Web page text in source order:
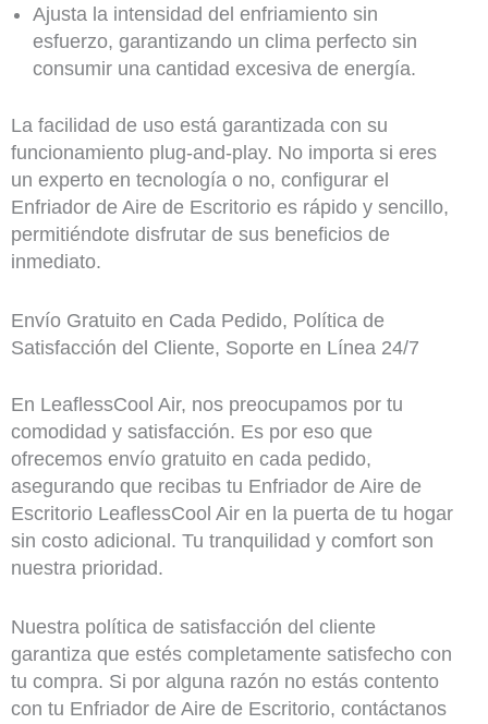
Ajusta la intensidad del enfriamiento sin
esfuerzo, garantizando un clima perfecto sin
consumir una cantidad excesiva de energía.
La facilidad de uso está garantizada con su
funcionamiento plug-and-play. No importa si eres
un experto en tecnología o no, configurar el
Enfriador de Aire de Escritorio es rápido y sencillo,
permitiéndote disfrutar de sus beneficios de
inmediato.
Envío Gratuito en Cada Pedido, Política de
Satisfacción del Cliente, Soporte en Línea 24/7
En LeaflessCool Air, nos preocupamos por tu
comodidad y satisfacción. Es por eso que
ofrecemos envío gratuito en cada pedido,
asegurando que recibas tu Enfriador de Aire de
Escritorio LeaflessCool Air en la puerta de tu hogar
sin costo adicional. Tu tranquilidad y comfort son
nuestra prioridad.
Nuestra política de satisfacción del cliente
garantiza que estés completamente satisfecho con
tu compra. Si por alguna razón no estás contento
con tu Enfriador de Aire de Escritorio, contáctanos